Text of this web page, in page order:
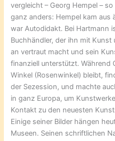
vergleicht – Georg Hempel –
ganz anders: Hempel kam aus
war Autodidakt. Bei Hartmann
Buchhändler, der ihn mit
an vertraut macht und sein
finanziell unterstützt. Während
Winkel (Rosenwinkel) bleibt,
der Sezession, und machte
in ganz Europa, um
Kontakt zu den neuesten
Einige seiner Bilder hängen
Museen. Seinen schriftlichen